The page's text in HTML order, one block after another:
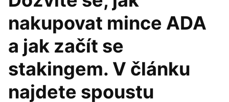
nakupovat mince ADA
a jak začít se
stakingem. V článku
najdete spoustu